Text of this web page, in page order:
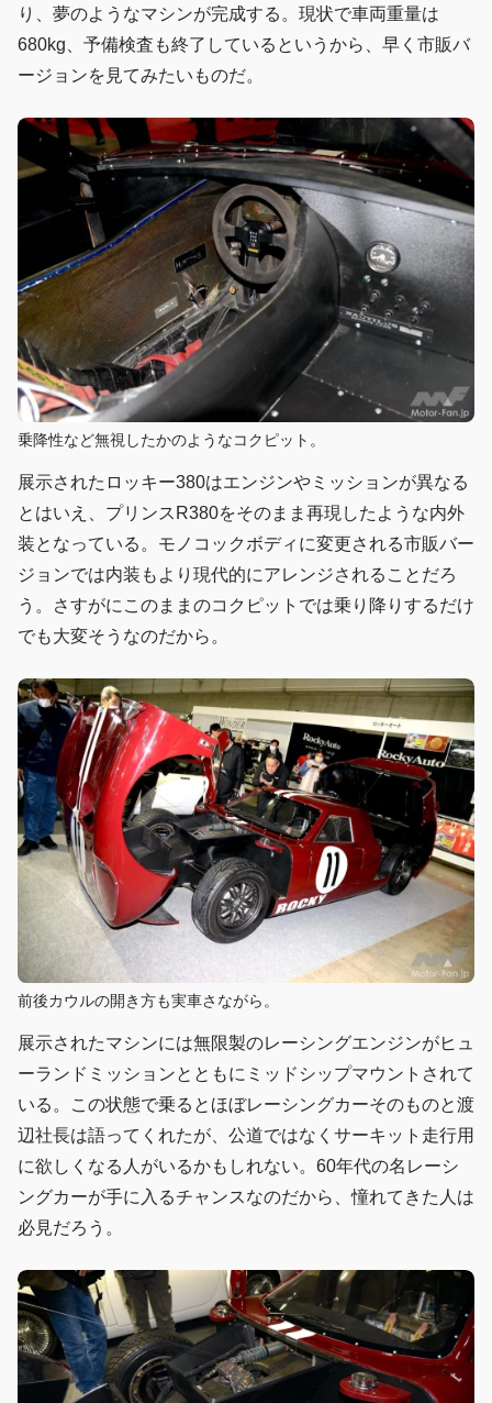
り、夢のようなマシンが完成する。現状で車両重量は
680kg、予備検査も終了しているというから、早く市販バ
ージョンを見てみたいものだ。
乗降性など無視したかのようなコクピット。
展示されたロッキー380はエンジンやミッションが異なる
とはいえ、プリンスR380をそのまま再現したような内外
装となっている。モノコックボディに変更される市販バー
ジョンでは内装もより現代的にアレンジされることだろ
う。さすがにこのままのコクピットでは乗り降りするだけ
でも大変そうなのだから。
前後カウルの開き方も実車さながら。
展示されたマシンには無限製のレーシングエンジンがヒュ
ーランドミッションとともにミッドシップマウントされて
いる。この状態で乗るとほぼレーシングカーそのものと渡
辺社長は語ってくれたが、公道ではなくサーキット走行用
に欲しくなる人がいるかもしれない。60年代の名レーシ
ングカーが手に入るチャンスなのだから、憧れてきた人は
必見だろう。